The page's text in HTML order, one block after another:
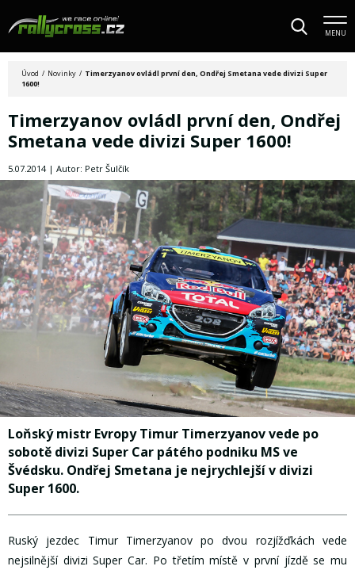
MENU
Úvod / Novinky / Timerzyanov ovládl první den, Ondřej Smetana vede divizi Super
1600!
Timerzyanov ovládl první den, Ondřej
Smetana vede divizi Super 1600!
5.07.2014 | Autor: Petr Šulčík
Loňský mistr Evropy Timur Timerzyanov vede po
sobotě divizi Super Car pátého podniku MS ve
Švédsku. Ondřej Smetana je nejrychlejší v divizi
Super 1600.
Ruský jezdec Timur Timerzyanov po dvou rozjížďkách vede
nejsilnější divizi Super Car. Po třetím místě v první jízdě se mu